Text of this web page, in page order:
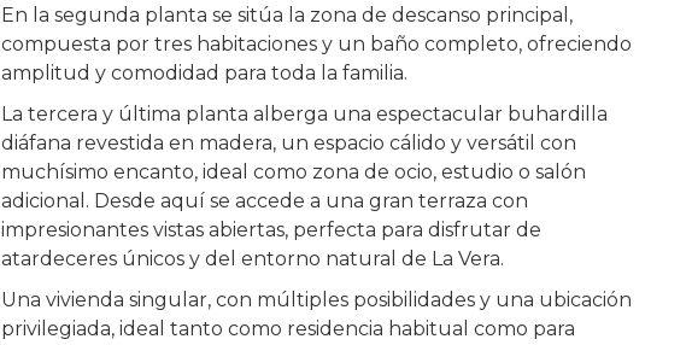
En la segunda planta se sitúa la zona de descanso principal,
compuesta por tres habitaciones y un baño completo, ofreciendo
amplitud y comodidad para toda la familia.
La tercera y última planta alberga una espectacular buhardilla
diáfana revestida en madera, un espacio cálido y versátil con
muchísimo encanto, ideal como zona de ocio, estudio o salón
adicional. Desde aquí se accede a una gran terraza con
impresionantes vistas abiertas, perfecta para disfrutar de
atardeceres únicos y del entorno natural de La Vera.
Una vivienda singular, con múltiples posibilidades y una ubicación
privilegiada, ideal tanto como residencia habitual como para